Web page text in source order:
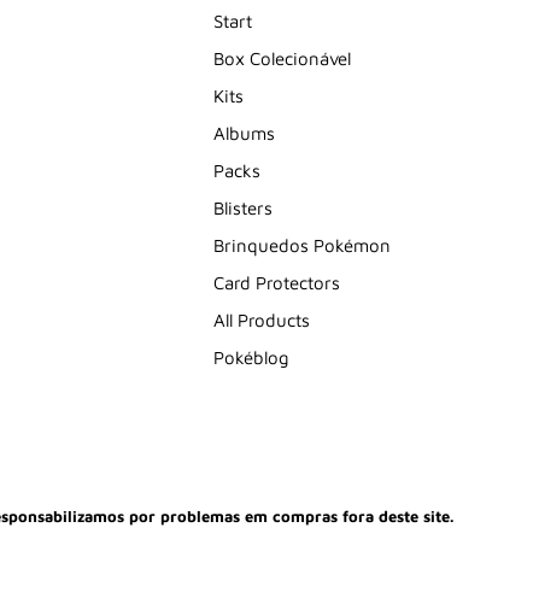
Start
Box Colecionável
Kits
Albums
Packs
Blisters
Brinquedos Pokémon
Card Protectors
All Products
Pokéblog
por problemas em compras fora deste site.